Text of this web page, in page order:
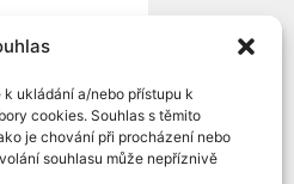
ukládání a/nebo přístupu k
cookies. Souhlas s těmito
je chování při procházení nebo
souhlasu může nepříznivě